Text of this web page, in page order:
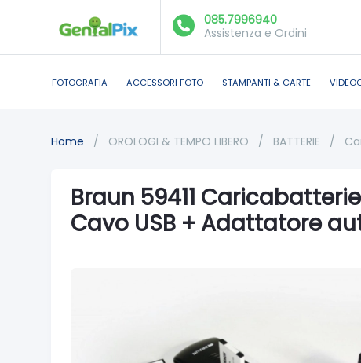
085.7996940
Assistenza e Ordini
FOTOGRAFIA ACCESSORI FOTO STAMPANTI & CARTE
Home / OROLOGI & TEMPO LIBERO / BATTERIE /
Braun 59411
Cavo USB + Adattatore